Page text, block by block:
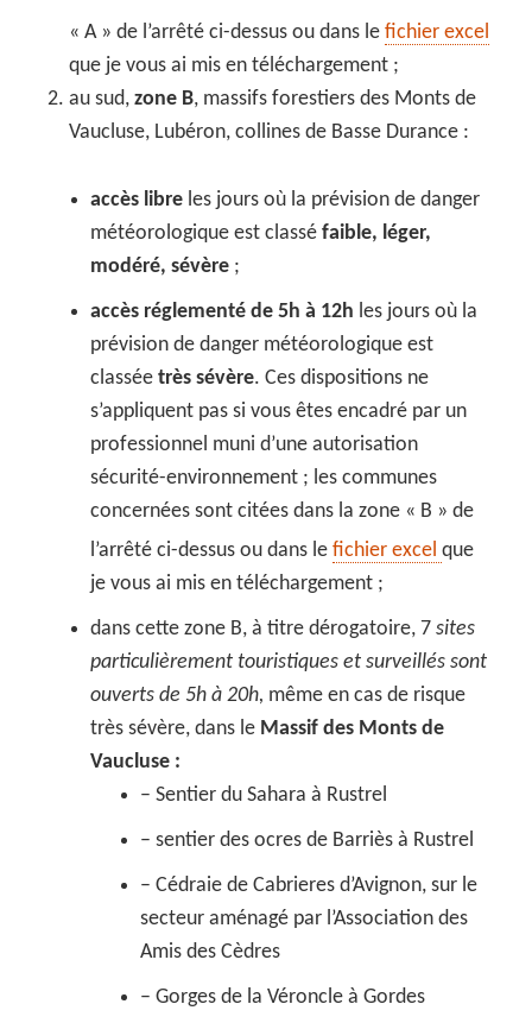
« A » de l’arrêté ci-dessus ou dans lefichier excel
que je vous ai mis en téléchargement ;
au sud,zone B, massifs forestiers des Monts de
Vaucluse, Lubéron, collines de Basse Durance :
accès libre les jours où la prévision de danger
météorologique est classéfaible, léger,
modéré, sévère ;
accès réglementé de 5h à 12h les jours où la
prévision de danger météorologique est
classéetrès sévère. Ces dispositions ne
s’appliquent pas si vous êtes encadré par un
professionnel muni d’une autorisation
sécurité-environnement ; les communes
concernées sont citées dans la zone « B » de
l’arrêté ci-dessus ou dans lefichier excelque
je vous ai mis en téléchargement ;
dans cette zone B, à titre dérogatoire, 7 sites
particulièrement touristiques et surveillés sont
ouverts de 5h à 20h, même en cas de risque
très sévère, dans le Massif des Monts de
Vaucluse :
– Sentier du Sahara à Rustrel
– sentier des ocres de Barriès à Rustrel
– Cédraie de Cabrieres d’Avignon, sur le
secteur aménagé par l’Association des
Amis des Cèdres
– Gorges de la Véroncle à Gordes